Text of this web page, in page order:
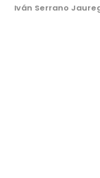
Iván Serrano